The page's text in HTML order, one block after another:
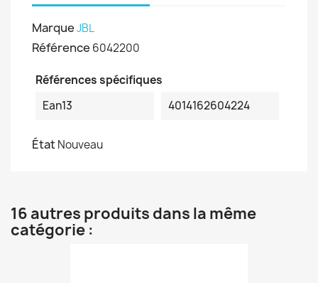
MarqueJBL
Référence 6042200
Références spécifiques
Ean13
4014162604224
ÉtatNouveau
16 autres produits dans la même
catégorie :